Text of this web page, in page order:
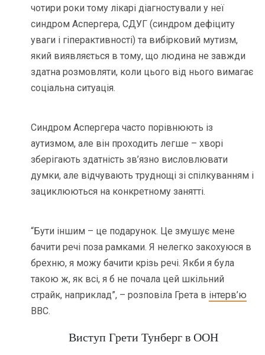
чотири роки тому лікарі діагностували у неї
синдром Аспергера, СДУГ (синдром дефіциту
уваги і гіперактивності) та вибірковий мутизм,
який виявляється в тому, що людина не завжди
здатна розмовляти, коли цього від нього вимагає
соціальна ситуація.
Синдром Аспергера часто порівнюють із
аутизмом, але він проходить легше – хворі
зберігають здатність зв’язно висловлювати
думки, але відчувають труднощі зі спілкуванням і
зациклюються на конкретному занятті.
“Бути іншим – це подарунок. Це змушує мене
бачити речі поза рамками. Я нелегко закохуюся в
брехню, я можу бачити крізь речі. Якби я була
такою ж, як всі, я б не почала цей шкільний
страйк, наприклад”, – розповіла Грета в інтерв’ю
ВВС.
Виступ Грети Тунберг в ООН